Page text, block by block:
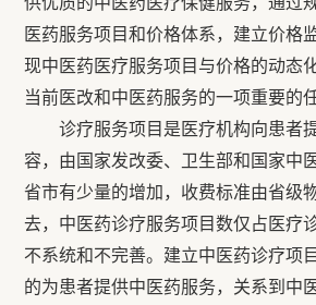
医药服务项目和价格体系，建立价格
现中医药医疗服务项目与价格的动态
当前医改和中医药服务的一项重要的
诊疗服务项目是医疗机构向患者
容，由国家发改委、卫生部和国家中
省市有少量的增加，收费标准由省级
去，中医药诊疗服务项目数仅占医疗
不系统和不完善。建立中医药诊疗项
的为患者提供中医药服务，关系到中